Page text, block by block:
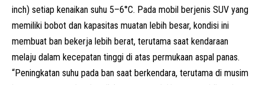
inch) setiap kenaikan suhu 5–6°C. Pada mobil berjenis SUV yang
memiliki bobot dan kapasitas muatan lebih besar, kondisi ini
membuat ban bekerja lebih berat, terutama saat kendaraan
melaju dalam kecepatan tinggi di atas permukaan aspal panas.
“Peningkatan suhu pada ban saat berkendara, terutama di musim